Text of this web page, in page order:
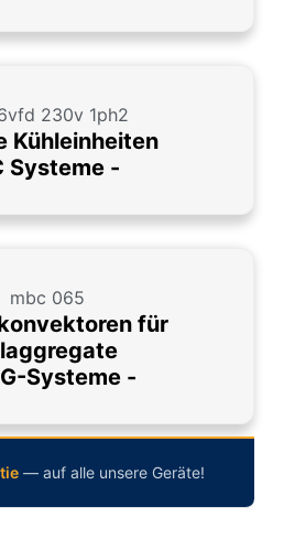
Kühleinheiten
Systeme -
für
Systeme -
— auf alle unsere Geräte!